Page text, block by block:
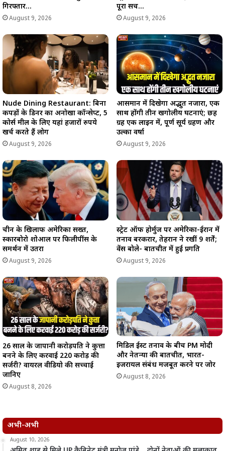
गिरफ्तार…
August 9, 2026
पूरा सच…
August 9, 2026
Nude Dining Restaurant: बिना
कपड़ों के डिनर का अनोखा कॉन्सेप्ट, 5
कोर्स मील के लिए यहां हजारों रुपये
खर्च करते हैं लोग
August 9, 2026
आसमान में दिखेगा अद्भुत नजारा, एक
साथ होंगी तीन खगोलीय घटनाएं; छह
ग्रह एक लाइन में, पूर्ण सूर्य ग्रहण और
उल्का वर्षा
August 9, 2026
चीन के खिलाफ अमेरिका सख्त,
स्कारबोरो शोआल पर फिलीपींस के
समर्थन में उतरा
August 9, 2026
स्ट्रेट ऑफ होर्मुज पर अमेरिका-ईरान में
तनाव बरकरार, तेहरान ने रखीं 9 शर्तें;
वेंस बोले- बातचीत में हुई प्रगति
August 9, 2026
26 साल के जापानी करोड़पति ने कुत्ता
बनने के लिए करवाई 220 करोड़ की
सर्जरी? वायरल वीडियो की सच्चाई
जानिए
August 8, 2026
मिडिल ईस्ट तनाव के बीच PM मोदी
और नेतन्याहू की बातचीत, भारत-
इजरायल संबंध मजबूत करने पर जोर
August 8, 2026
अभी-अभी
August 10, 2026